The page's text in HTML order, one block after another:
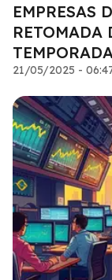
EMPRESAS
RETOMADA
TEMPORADA
21/05/2025 -